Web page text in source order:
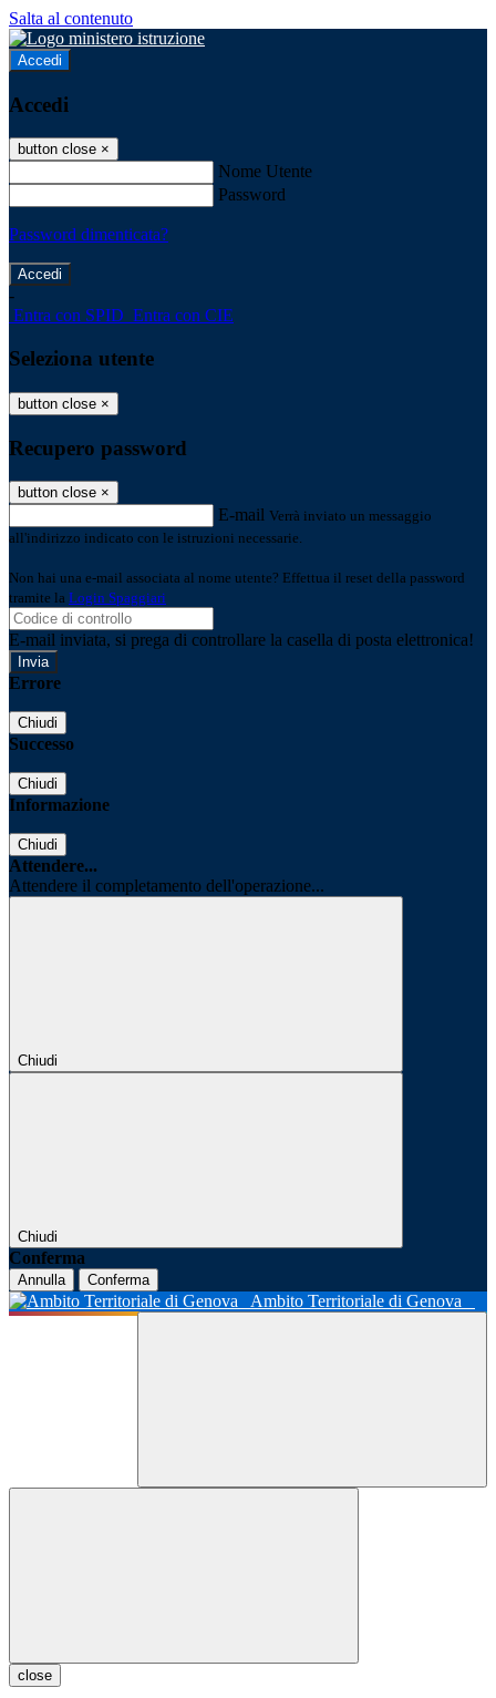
Salta al contenuto
Accedi
Accedi
button close ×
Nome Utente
Password
Password dimenticata?
-
Entra con SPID Entra con CIE
Seleziona utente
button close ×
Recupero password
button close ×
E-mail Verrà inviato un messaggio
all'indirizzo indicato con le istruzioni necessarie.
Non hai una e-mail associata al nome utente? Effettua il reset della password
tramite la Login Spaggiari
E-mail inviata, si prega di controllare la casella di posta elettronica!
Errore
Chiudi
Successo
Chiudi
Informazione
Chiudi
Attendere...
Attendere il completamento dell'operazione...
Chiudi
Chiudi
Conferma
Annulla Conferma
Ambito Territoriale di Genova
close